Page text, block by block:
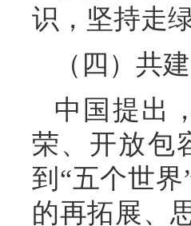
识，坚持走
（四）共
中国提出
荣、开放包
到“五个世
的再拓展、